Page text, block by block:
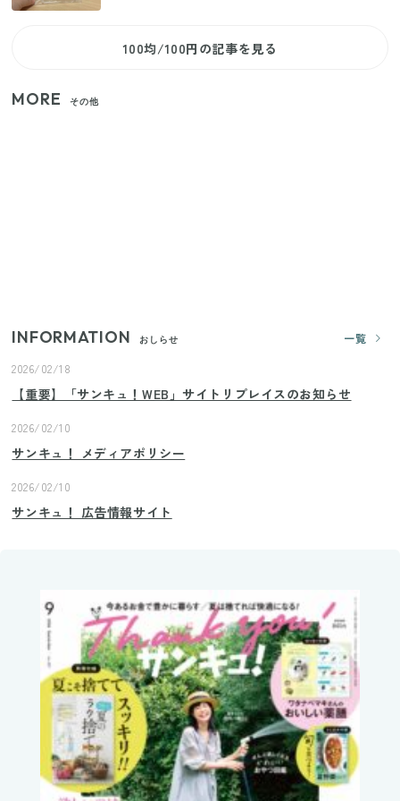
100均/100円の記事を見る
MORE その他
INFORMATION おしらせ
一覧
2026/02/18
【重要】「サンキュ！WEB」サイトリプレイスのお知らせ
2026/02/10
サンキュ！ メディアポリシー
2026/02/10
サンキュ！ 広告情報サイト